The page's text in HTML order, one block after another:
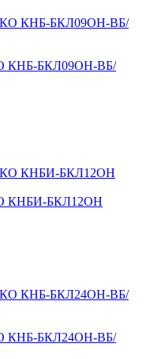
КНБ-БКЛ09ОН-ВБ/
КНБИ-БКЛ12ОН
КНБ-БКЛ24ОН-ВБ/